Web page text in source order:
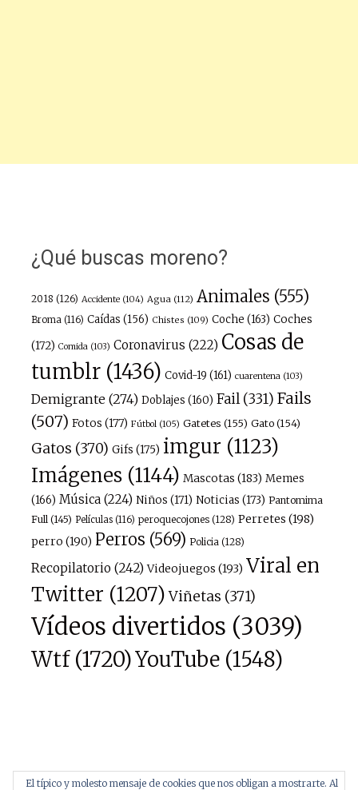
¿Qué buscas moreno?
2018 (126) Accidente(104) Agua(112) Animales (555)
Broma(116) Caídas (156) Chistes (109) Coche (163) Coches
(172) Comida(103) Coronavirus (222) Cosas de
tumblr(1436) Covid-19 (161) cuarentena(103)
Demigrante(274) Doblajes (160) Fail(331) Fails
(507) Fotos (177) Fútbol(105) Gatetes (155) Gato(154)
Gatos (370) Gifs (175) imgur (1123)
Imágenes(1144) Mascotas (183) Memes
(166) Música(224) Niños (171) Noticias (173) Pantomima
Full (145) Películas(116) peroquecojones(128) Perretes (198)
perro (190) Perros (569) Policia (128)
Recopilatorio (242) Videojuegos (193) Viral en
Twitter (1207) Viñetas (371)
Vídeos divertidos (3039)
Wtf(1720)YouTube(1548)
El típico y molesto mensaje de cookies que nos obligan a mostrarte. Al